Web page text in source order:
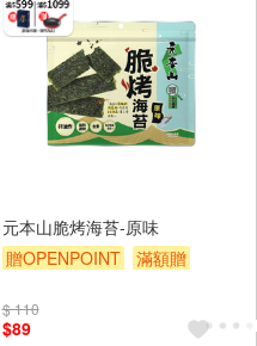
元本山脆烤海苔-原味
贈OPENPOINT
滿額贈
$ 110
$89